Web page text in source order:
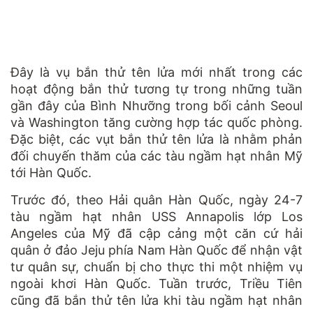
Đây là vụ bắn thử tên lửa mới nhất trong các
hoạt động bắn thử tương tự trong những tuần
gần đây của Bình Nhưỡng trong bối cảnh Seoul
và Washington tăng cường hợp tác quốc phòng.
Đặc biệt, các vụt bắn thử tên lửa là nhằm phản
đối chuyến thăm của các tàu ngầm hạt nhân Mỹ
tới Hàn Quốc.
Trước đó, theo Hải quân Hàn Quốc, ngày 24-7
tàu ngầm hạt nhân USS Annapolis lớp Los
Angeles của Mỹ đã cập cảng một căn cứ hải
quân ở đảo Jeju phía Nam Hàn Quốc để nhận vật
tư quân sự, chuẩn bị cho thực thi một nhiệm vụ
ngoài khơi Hàn Quốc. Tuần trước, Triều Tiên
cũng đã bắn thử tên lửa khi tàu ngầm hạt nhân